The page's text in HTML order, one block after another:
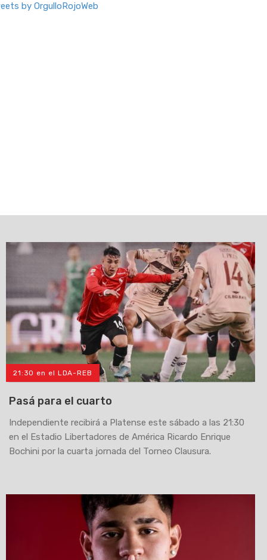
by OrgulloRojoWeb
21:30 en el LDA-REB
Pasá para el cuarto
Independiente recibirá a Platense este sábado a las 21:30
en el Estadio Libertadores de América Ricardo Enrique
Bochini por la cuarta jornada del Torneo Clausura.